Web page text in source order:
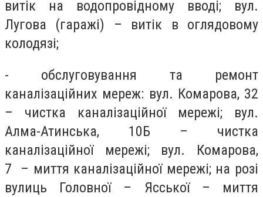
витік на водопровідному вводі; вул.
Лугова (гаражі) – витік в оглядовому
колодязі;
- обслуговування та ремонт
каналізаційних мереж: вул. Комарова, 32
– чистка каналізаційної мережі; вул.
Алма-Атинська, 10Б – чистка
каналізаційної мережі; вул. Комарова,
7 – миття каналізаційної мережі; на розі
вулиць Головної – Ясської – миття